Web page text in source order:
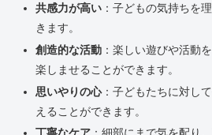
共感力が高い：子どもの気持ちを
きます。
創造的な活動：楽しい遊びや活動
楽しませることができます。
思いやりの心：子どもたちに対し
えることができます。